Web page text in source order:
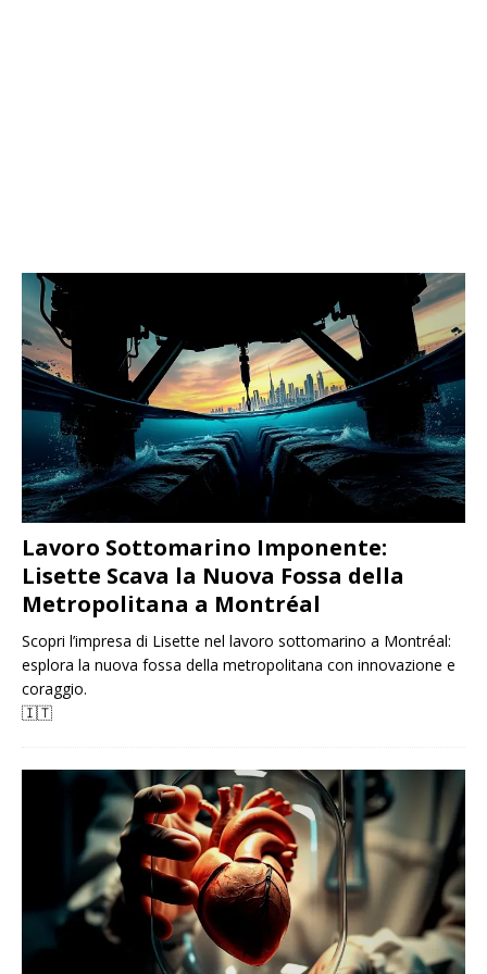
Lavoro Sottomarino Imponente:
Lisette Scava la Nuova Fossa della
Metropolitana a Montréal
Scopri l’impresa di Lisette nel lavoro sottomarino a Montréal:
esplora la nuova fossa della metropolitana con innovazione e
coraggio.
🇮🇹